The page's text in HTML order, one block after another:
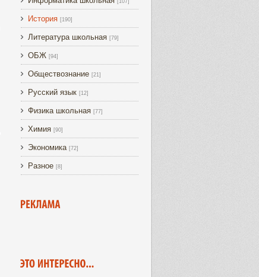
[107]
История [190]
Литература школьная [79]
ОБЖ [94]
Обществознание [21]
Русский язык [12]
Физика школьная [77]
Химия [90]
Экономика [72]
Разное [8]